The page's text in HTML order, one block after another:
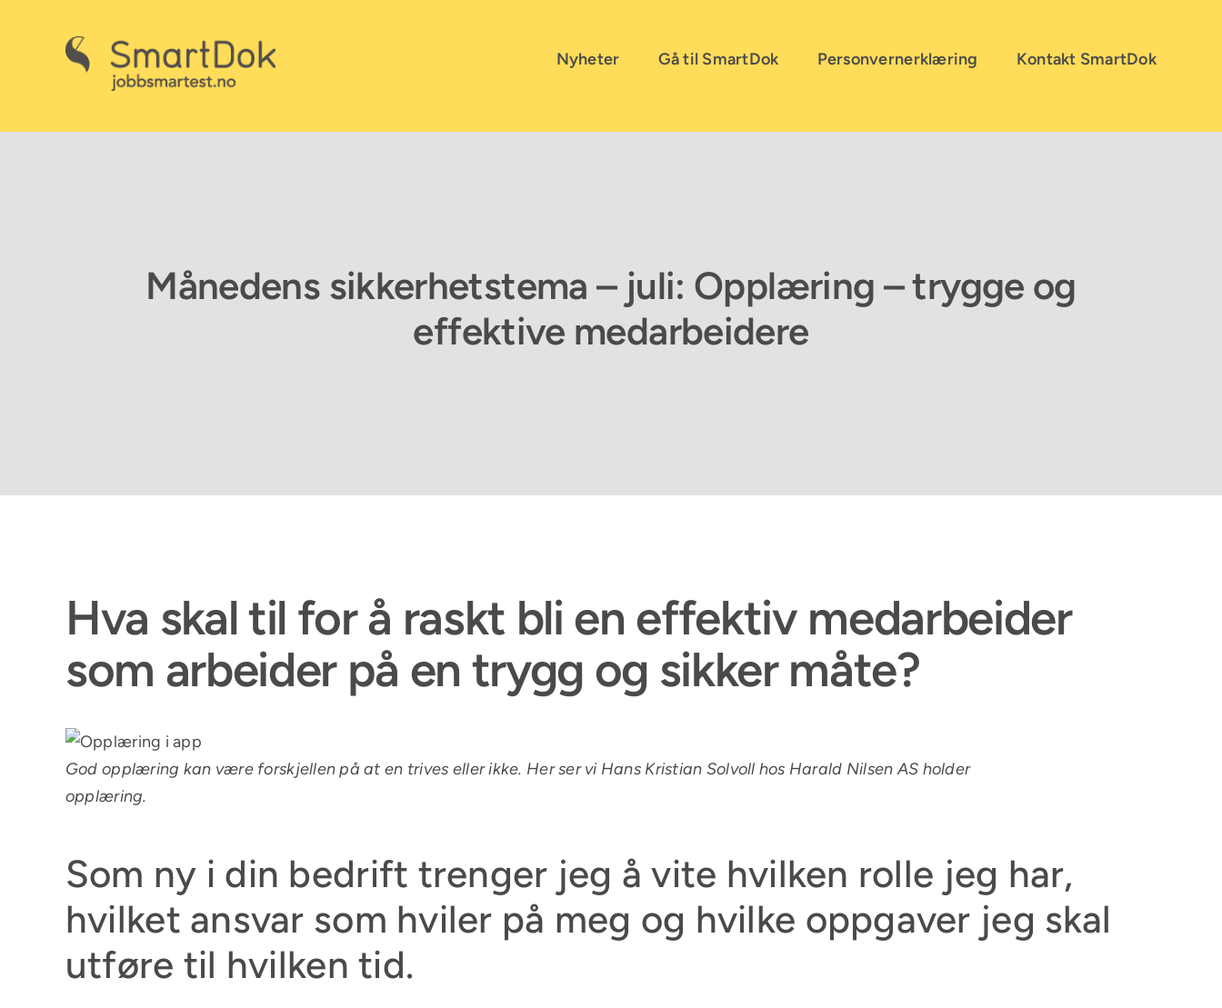
Nyheter Gå til SmartDok Personvernerklæring Kontakt SmartDok
Månedens sikkerhetstema – juli: Opplæring – trygge og
effektive medarbeidere
Hva skal til for å raskt bli en effektiv medarbeider
som arbeider på en trygg og sikker måte?
God opplæring kan være forskjellen på at en trives eller ikke. Her ser vi Hans Kristian Solvoll hos Harald Nilsen AS holder
opplæring.
Som ny i din bedrift trenger jeg å vite hvilken rolle jeg har,
hvilket ansvar som hviler på meg og hvilke oppgaver jeg skal
utføre til hvilken tid.